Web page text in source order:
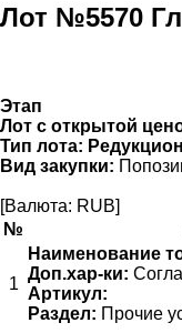
Лот №5570
Этап
Лот с открытой
Тип лота:
Вид закупки:
[Валюта: RUB]
№
1
Наименование
Доп.хар-ки:
Артикул:
Раздел: Прочие